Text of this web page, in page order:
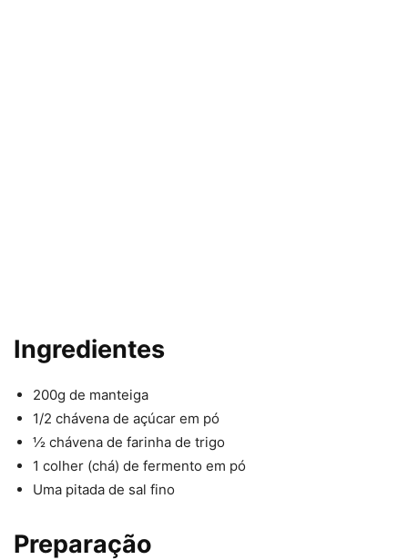
Ingredientes
200g de manteiga
1/2 chávena de açúcar em pó
½ chávena de farinha de trigo
1 colher (chá) de fermento em pó
Uma pitada de sal fino
Preparação